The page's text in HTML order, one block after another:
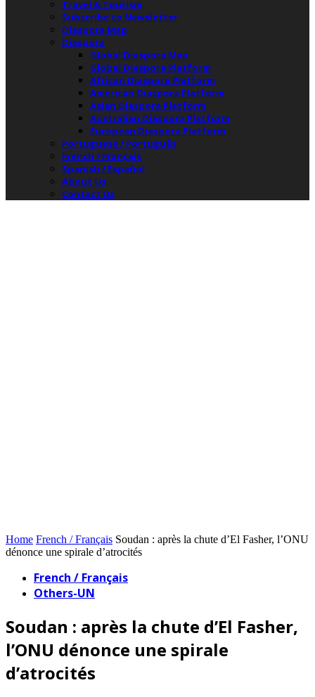
Travel & Tourism
Subscribe to Newsletter
Diaspora Map
Diaspora
Global Diaspora Map
Global Diaspora Platform
African Diaspora Platform
American Diaspora Platform
Asian Diaspora Platform
Australian Diaspora Platform
European Diaspora Platform
Portuguese / Português
French / Français
Spanish / Español
About Us
Contact Us
Home French / Français Soudan : après la chute d’El Fasher, l’ONU
dénonce une spirale d’atrocités
French / Français
Others-UN
Soudan : après la chute d’El Fasher,
l’ONU dénonce une spirale
d’atrocités